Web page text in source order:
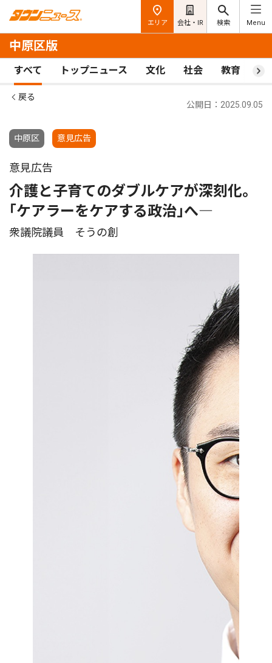
エリア 会社・IR 検索 Menu
中原区版
すべて トップニュース 文化 社会 教育 ス
戻る
中原区 意見広告
公開日：2025.09.05
意見広告
介護と子育てのダブルケアが深刻化。
｢ケアラーをケアする政治｣へ―
衆議院議員 そうの創